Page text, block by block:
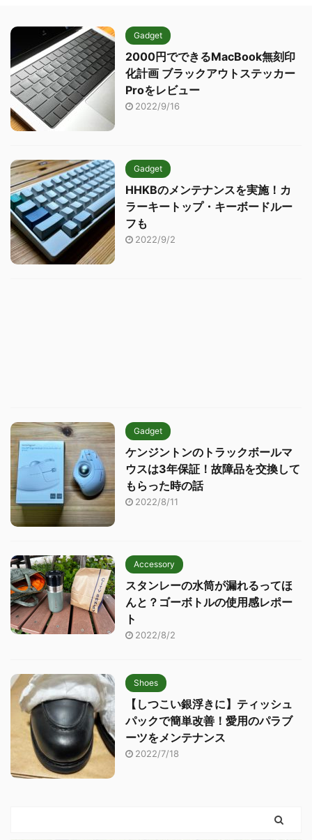
Gadget
2000円でできるMacBook無刻印
化計画 ブラックアウトステッカー
Proをレビュー
2022/9/16
Gadget
HHKBのメンテナンスを実施！カ
ラーキートップ・キーボードルー
フも
2022/9/2
Gadget
ケンジントンのトラックボールマ
ウスは3年保証！故障品を交換して
もらった時の話
2022/8/11
Accessory
スタンレーの水筒が漏れるってほ
んと？ゴーボトルの使用感レポー
ト
2022/8/2
Shoes
【しつこい銀浮きに】ティッシュ
パックで簡単改善！愛用のパラブ
ーツをメンテナンス
2022/7/18